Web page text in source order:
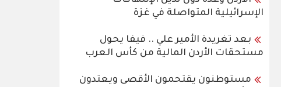
الإسرائيلية المتواصلة في غزة
بعد تغريدة الأمير علي .. فيفا يحول
مستحقات الأردن المالية من كأس العرب
مستوطنون يقتحمون الأقصى ويعتدون